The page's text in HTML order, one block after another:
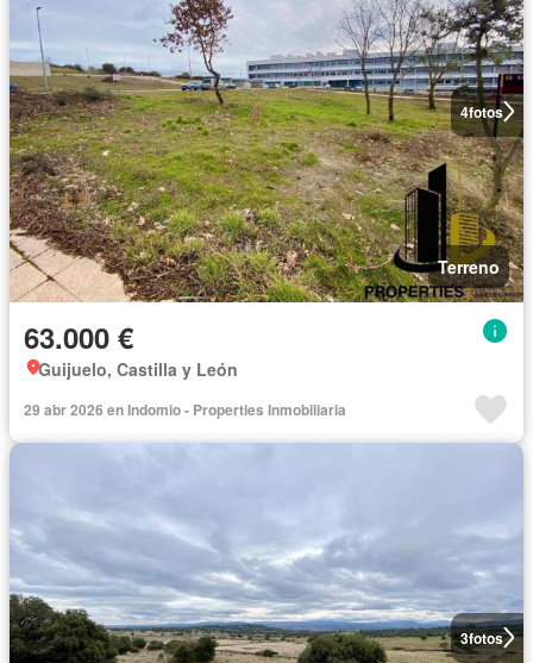
4fotos
Terreno
63.000 €
Guijuelo, Castilla y León
29 abr 2026 en Indomio - Properties Inmobiliaria
3fotos